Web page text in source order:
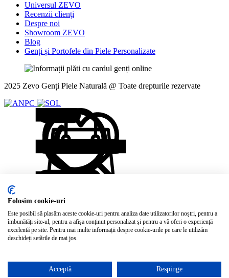
Universul ZEVO
Recenzii clienți
Despre noi
Showroom ZEVO
Blog
Genți și Portofele din Piele Personalizate
2025 Zevo Genți Piele Naturală @ Toate drepturile rezervate
Acest site folosește cookie-uri
Acest site folosește cookie-uri pentru a stoca informații pe
computerul dvs. Unele dintre aceste cookie-uri sunt esențiale pentru
ca site-ul nostru să funcționeze, iar altele ne ajută să îl îmbunătățim,
confidențialitate.
Folosim cookie-uri
Este posibil să plasăm aceste cookie-uri pentru analiza date utilizatorilor noștri, pentru a
îmbunătăți site-ul, pentru a afișa conținut personalizat și pentru a vă oferi o experiență
excelentă pe site. Pentru mai multe informații despre cookie-urile pe care le utilizăm
deschideți setările de mai jos.
Acceptă Respinge